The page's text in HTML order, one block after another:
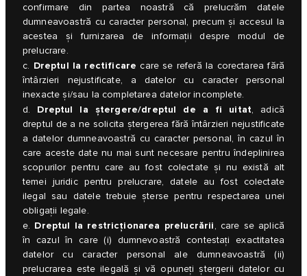
confirmare din partea noastră că prelucrăm datele
dumneavoastră cu caracter personal, precum şi accesul la
acestea şi furnizarea de informaţii despre modul de
prelucrare.
c. Dreptul la rectificare care se referă la corectarea fără
întârzieri nejustificate, a datelor cu caracter personal
inexacte şi/sau la completarea datelor incomplete.
d. Dreptul la ştergere/dreptul de a fi uitat, adică
dreptul de a ne solicita ştergerea fără întârzieri nejustificate
a datelor dumneavoastră cu caracter personal, în cazul în
care aceste date nu mai sunt necesare pentru îndeplinirea
scopurilor pentru care au fost colectate şi nu există alt
temei juridic pentru prelucrare, datele au fost colectate
ilegal sau datele trebuie şterse pentru respectarea unei
obligaţii legale.
e. Dreptul la restricţionarea prelucrării, care se aplică
în cazul în care (i) dumnevoastră contestaţi exactitatea
datelor cu caracter personal ale dumneavoastră (ii)
prelucrarea este ilegală şi vă opuneţi ştergerii datelor cu